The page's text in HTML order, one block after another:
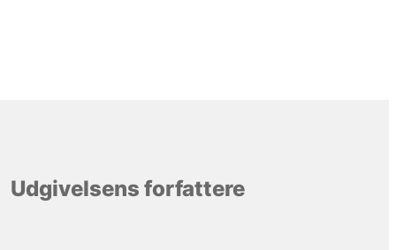
Udgivelsens forfattere